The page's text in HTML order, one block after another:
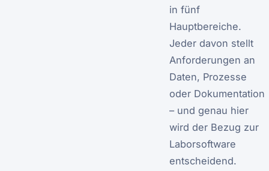
in fünf
Hauptbereiche.
Jeder davon stellt
Anforderungen an
Daten, Prozesse
oder Dokumentation
– und genau hier
wird der Bezug zur
Laborsoftware
entscheidend.